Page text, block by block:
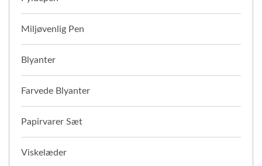
Miljøvenlig Pen
Blyanter
Farvede Blyanter
Papirvarer Sæt
Viskelæder